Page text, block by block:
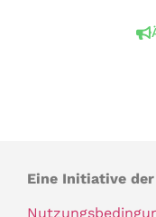
Eine Initiative